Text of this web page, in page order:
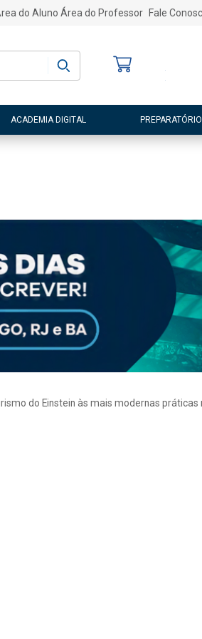
do Aluno Área do Professor Fale
Entre
ACADEMIA DIGITAL
do Einstein às mais modernas práticas